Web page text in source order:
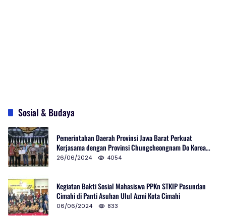
Sosial & Budaya
Pemerintahan Daerah Provinsi Jawa Barat Perkuat
Kerjasama dengan Provinsi Chungcheongnam Do Korea
Selatan
26/06/2024 4054
Kegiatan Bakti Sosial Mahasiswa PPKn STKIP Pasundan
Cimahi di Panti Asuhan Ulul Azmi Kota Cimahi
06/06/2024 833